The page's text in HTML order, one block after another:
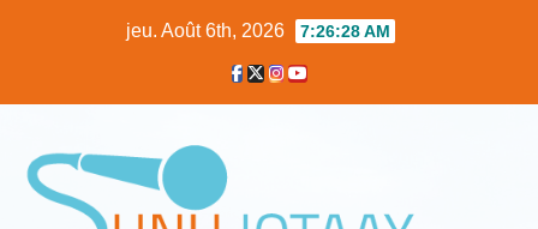
jeu. Août 6th, 2026 7:26:29 AM